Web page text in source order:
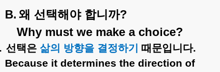
B. 왜 선택해야 합니까?
Why must we make a choice?
선택은 삶의 방향을 결정하기 때문입니다.
Because it determines the direction of